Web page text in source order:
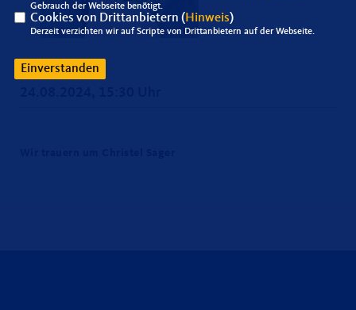
Gebrauch der Webseite benötigt.
Cookies von Drittanbietern ( Hinweis)
Derzeit verzichten wir auf Scripte von Drittanbietern auf der Webseite.
Einverstanden